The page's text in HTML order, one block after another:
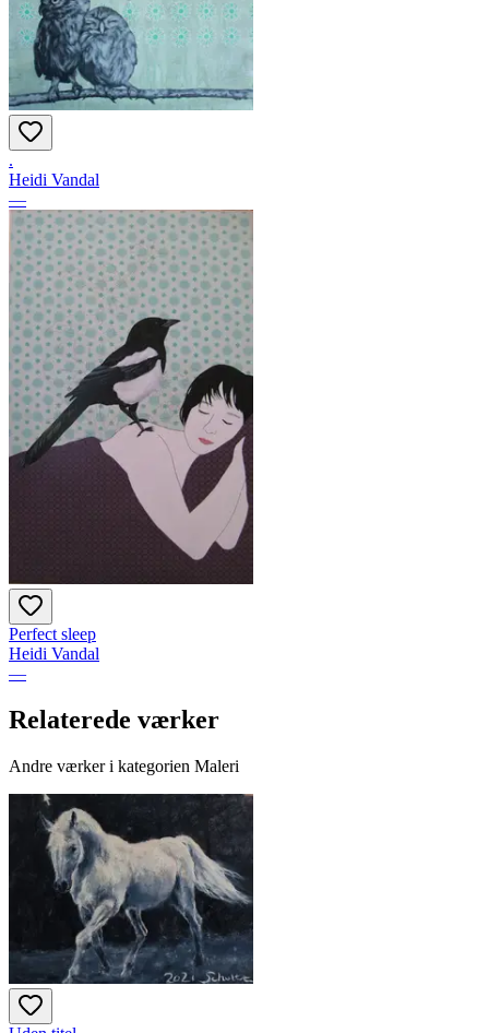
.
Heidi Vandal
—
Perfect sleep
Heidi Vandal
—
Relaterede værker
Andre værker i kategorien Maleri